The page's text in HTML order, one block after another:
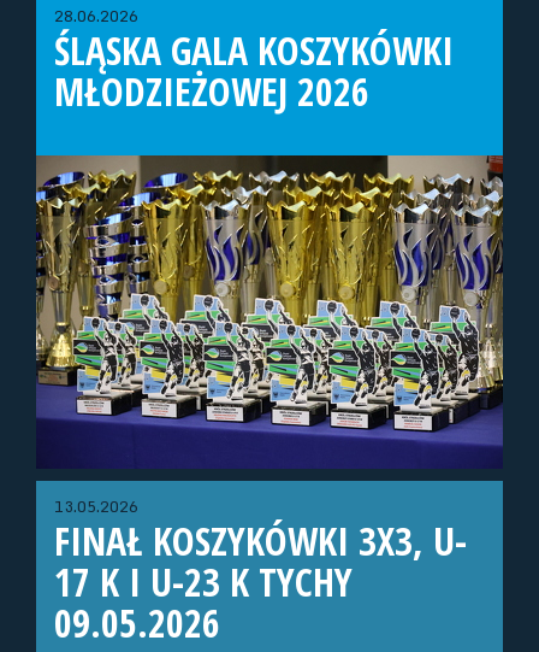
28.06.2026
ŚLĄSKA GALA KOSZYKÓWKI
MŁODZIEŻOWEJ 2026
13.05.2026
FINAŁ KOSZYKÓWKI 3X3, U-
17 K I U-23 K TYCHY
09.05.2026